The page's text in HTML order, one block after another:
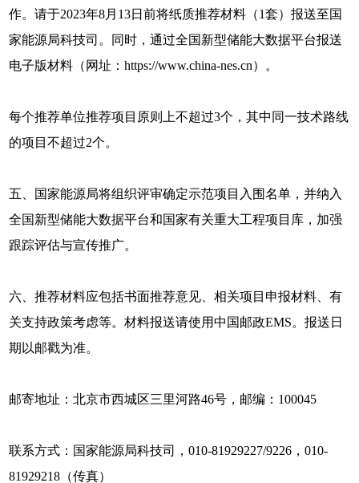
作。请于2023年8月13日前将纸质推荐材料（1套）报送至国
家能源局科技司。同时，通过全国新型储能大数据平台报送
电子版材料（网址：https://www.china-nes.cn）。
每个推荐单位推荐项目原则上不超过3个，其中同一技术路线
的项目不超过2个。
五、国家能源局将组织评审确定示范项目入围名单，并纳入
全国新型储能大数据平台和国家有关重大工程项目库，加强
跟踪评估与宣传推广。
六、推荐材料应包括书面推荐意见、相关项目申报材料、有
关支持政策考虑等。材料报送请使用中国邮政EMS。报送日
期以邮戳为准。
邮寄地址：北京市西城区三里河路46号，邮编：100045
联系方式：国家能源局科技司，010-81929227/9226，010-
81929218（传真）